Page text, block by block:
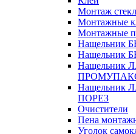
Монтаж
Монтажные
Монтажные
Нащельник
ПОРЕЗ
Очистители
Пена
Уголок